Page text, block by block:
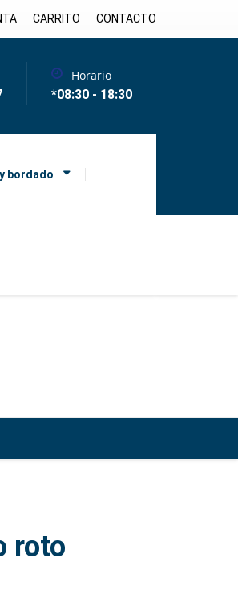
CARRITO CONTACTO
bordado
Horario
*08:30 - 18:30
roto